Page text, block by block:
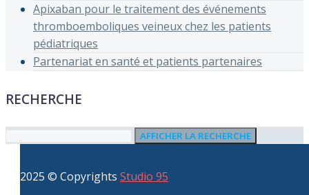
Apixaban pour le traitement des événements
thromboemboliques veineux chez les patients
pédiatriques
Partenariat en santé et patients partenaires
RECHERCHE
AFFICHER LA RECHERCHE
2025 © Copyrights Studio 95